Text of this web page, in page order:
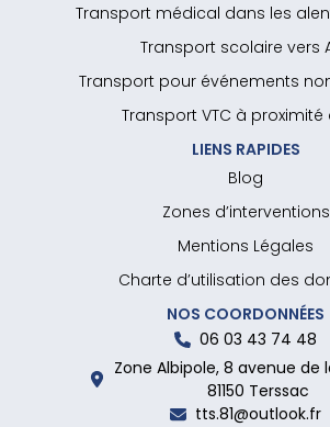
Transport médical dans les
Transport scolaire vers
Transport pour événements
Transport VTC à proximité
LIENS RAPIDES
Blog
Zones d’interventions
Mentions Légales
Charte d’utilisation des
NOS COORDONNÉES
06 03 43 74 48
Zone Albipole, 8 avenue de
81150 Terssac
tts.81@outlook.fr